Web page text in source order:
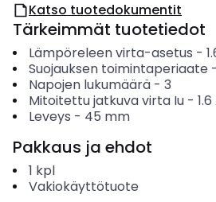
Katso tuotedokumentit
Tärkeimmät tuotetiedot
Lämpöreleen virta-asetus -
Suojauksen toimintaperiaate -
Napojen lukumäärä- 3
Mitoitettu jatkuva virta Iu- 1.6
Leveys - 45 mm
Pakkaus ja ehdot
1 kpl
Vakiokäyttötuote